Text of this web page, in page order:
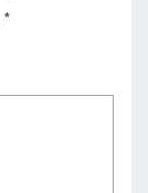
*